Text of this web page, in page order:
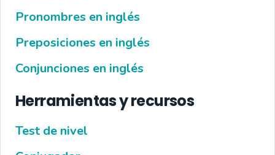
Pronombres en inglés
Preposiciones en inglés
Conjunciones en inglés
Herramientas y recursos
Test de nivel